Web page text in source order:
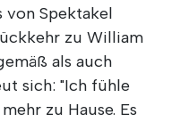
von Spektakel
zu William
als auch
sich: "Ich fühle
zu Hause. Es